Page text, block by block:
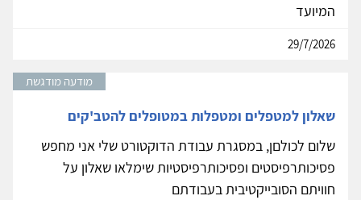
המיועד
29/7/2026
מודעה מודגשת
שאלון למטפלים ומטפלות במטופלים להטב'קים
שלום לכולםן, במסגרת עבודת הדוקטורט שלי אני מחפש
פסיכותרפיסטים ופסיכותרפיסטיות שימלאו שאלון על
חוויתם הסובייקטיבית בעבודתם